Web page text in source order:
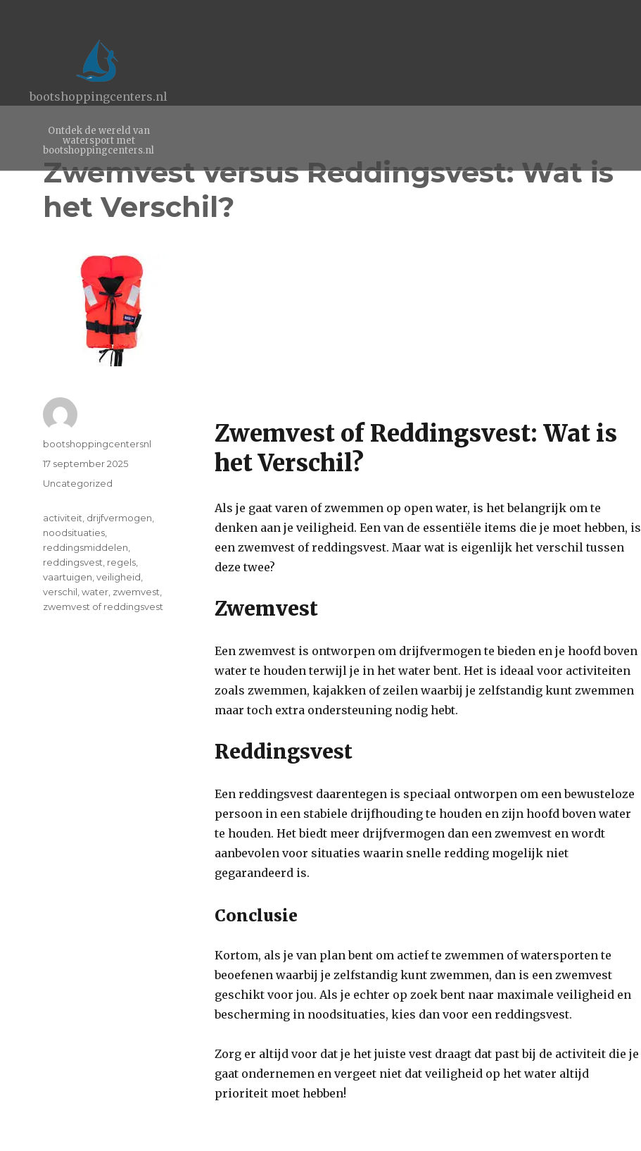
bootshoppingcenters.nl
Ontdek de wereld van
watersport met
bootshoppingcenters.nl
Zwemvest versus Reddingsvest: Wat is
het Verschil?
Zwemvest of Reddingsvest: Wat is
het Verschil?
Als je gaat varen of zwemmen op open water, is het belangrijk om te
denken aan je veiligheid. Een van de essentiële items die je moet hebben, is
een zwemvest of reddingsvest. Maar wat is eigenlijk het verschil tussen
deze twee?
Zwemvest
Een zwemvest is ontworpen om drijfvermogen te bieden en je hoofd boven
water te houden terwijl je in het water bent. Het is ideaal voor activiteiten
zoals zwemmen, kajakken of zeilen waarbij je zelfstandig kunt zwemmen
maar toch extra ondersteuning nodig hebt.
Reddingsvest
Een reddingsvest daarentegen is speciaal ontworpen om een bewusteloze
persoon in een stabiele drijfhouding te houden en zijn hoofd boven water
te houden. Het biedt meer drijfvermogen dan een zwemvest en wordt
aanbevolen voor situaties waarin snelle redding mogelijk niet
gegarandeerd is.
Conclusie
Kortom, als je van plan bent om actief te zwemmen of watersporten te
beoefenen waarbij je zelfstandig kunt zwemmen, dan is een zwemvest
geschikt voor jou. Als je echter op zoek bent naar maximale veiligheid en
bescherming in noodsituaties, kies dan voor een reddingsvest.
Zorg er altijd voor dat je het juiste vest draagt dat past bij de activiteit die je
gaat ondernemen en vergeet niet dat veiligheid op het water altijd
prioriteit moet hebben!
Author
bootshoppingcentersnl
Posted
17 september 2025
Categories
Uncategorized
Tags
activiteit drijfvermogen
noodsituaties
reddingsmiddelen
reddingsvest regels
vaartuigen ,veiligheid
verschil ,water zwemvest
zwemvest of reddingsvest